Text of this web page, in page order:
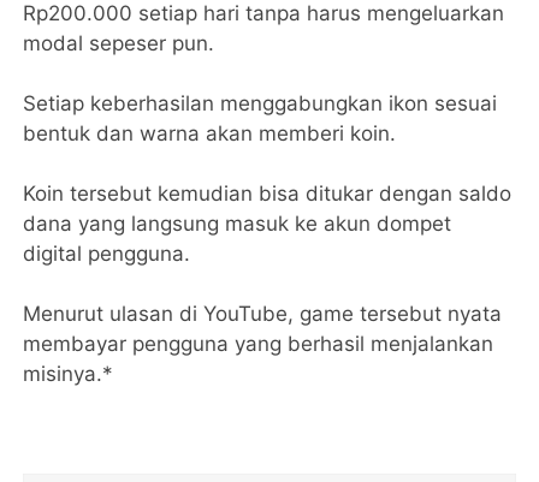
Rp200.000 setiap hari tanpa harus mengeluarkan
modal sepeser pun.
Setiap keberhasilan menggabungkan ikon sesuai
bentuk dan warna akan memberi koin.
Koin tersebut kemudian bisa ditukar dengan saldo
dana yang langsung masuk ke akun dompet
digital pengguna.
Menurut ulasan di YouTube, game tersebut nyata
membayar pengguna yang berhasil menjalankan
misinya.*